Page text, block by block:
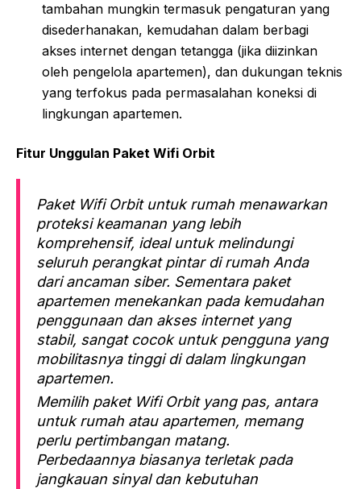
tambahan mungkin termasuk pengaturan yang
disederhanakan, kemudahan dalam berbagi
akses internet dengan tetangga (jika diizinkan
oleh pengelola apartemen), dan dukungan teknis
yang terfokus pada permasalahan koneksi di
lingkungan apartemen.
Fitur Unggulan Paket Wifi Orbit
Paket Wifi Orbit untuk rumah menawarkan
proteksi keamanan yang lebih
komprehensif, ideal untuk melindungi
seluruh perangkat pintar di rumah Anda
dari ancaman siber. Sementara paket
apartemen menekankan pada kemudahan
penggunaan dan akses internet yang
stabil, sangat cocok untuk pengguna yang
mobilitasnya tinggi di dalam lingkungan
apartemen.
Memilih paket Wifi Orbit yang pas, antara
untuk rumah atau apartemen, memang
perlu pertimbangan matang.
Perbedaannya biasanya terletak pada
jangkauan sinyal dan kebutuhan